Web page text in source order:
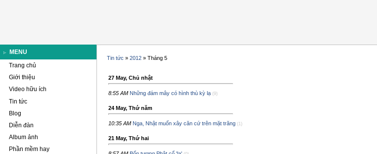
MENU
Trang chủ
Giới thiệu
Video hữu ích
Tin tức
Blog
Diễn đàn
Album ảnh
Phần mềm hay
Tin tức » 2012 » Tháng 5
27 May, Chủ nhật
8:55 AM Những đám mây có hình thù kỳ lạ (9)
24 May, Thứ năm
10:35 AM Nga, Nhật muốn xây căn cứ trên mặt trăng (1)
21 May, Thứ hai